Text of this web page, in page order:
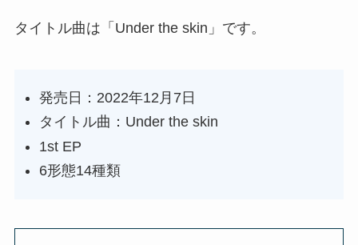
タイトル曲は「Under the skin」です。
発売日：2022年12月7日
タイトル曲：Under the skin
1st EP
6形態14種類